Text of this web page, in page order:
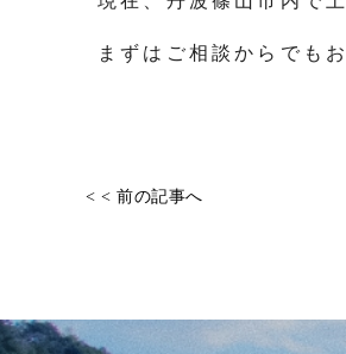
まずはご相談からでも
< < 前の記事へ